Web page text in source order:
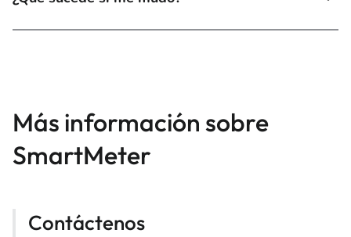
Más información sobre
SmartMeter
Contáctenos